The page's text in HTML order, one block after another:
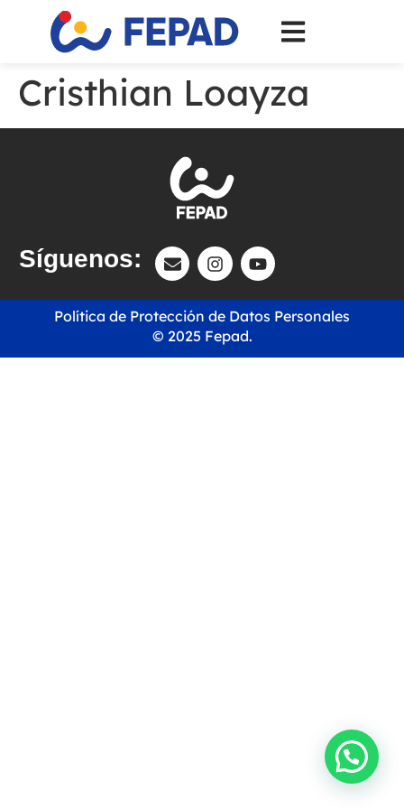
Cristhian Loayza
Síguenos:
© 2025 Fepad.
Política de Protección de Datos Personales